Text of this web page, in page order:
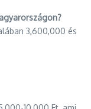
3,600,000 és